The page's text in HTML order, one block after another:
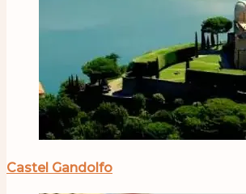
Castel Gandolfo